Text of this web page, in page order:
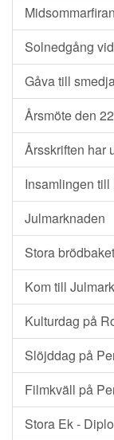
Solnedgång
Gåva till
Årsmöte den
Årsskriften har
Insamlingen
Julmarknaden
Stora brödbaket
Kom till
Kulturdag på
Slöjddag på
Filmkväll på
Stora Ek -